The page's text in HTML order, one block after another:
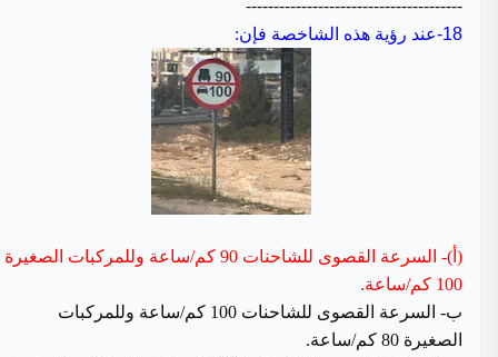
---------------------------------------
18- عند رؤية هذه الشاخصة فإن:
(أ)- السرعة القصوى للشاحنات 90 كم/ساعة وللمركبات الصغيرة
100 كم/ساعة.
ب- السرعة القصوى للشاحنات 100 كم/ساعة وللمركبات
الصغيرة 80 كم/ساعة.